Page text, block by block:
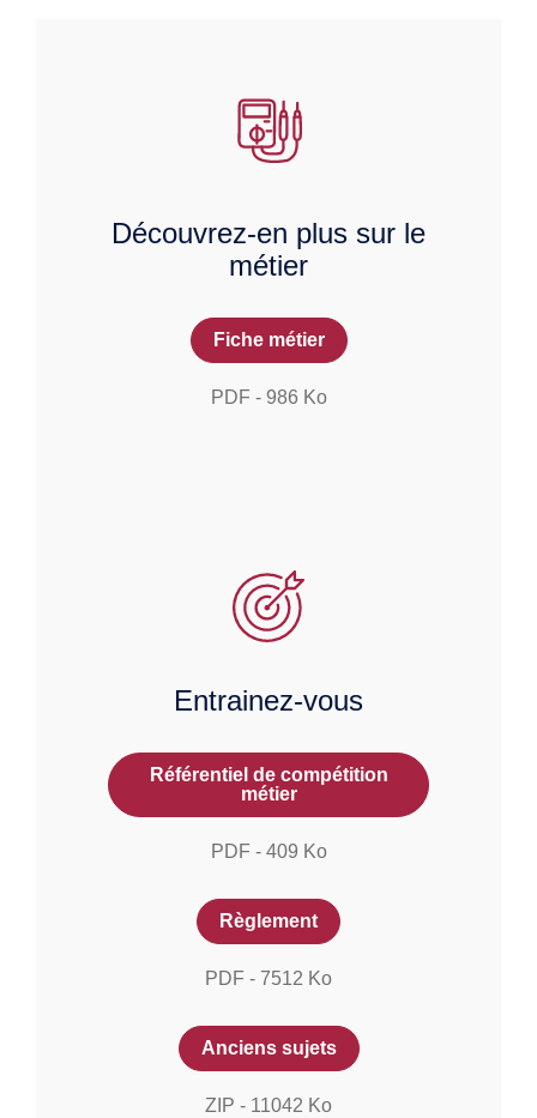
Découvrez-en plus sur le
métier
Fiche métier
PDF - 986 Ko
Entrainez-vous
Référentiel de compétition
métier
PDF - 409 Ko
Règlement
PDF - 7512 Ko
Anciens sujets
ZIP - 11042 Ko